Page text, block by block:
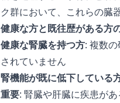
ク群において、これらの臓
健康な方と既往歴がある方
健康な腎臓を持つ方: 複数
されていません
腎機能が既に低下している
重要: 腎臓や肝臓に疾患が